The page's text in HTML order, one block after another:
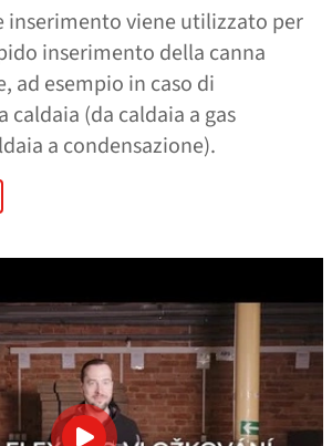
inserimento viene utilizzato per
inserimento della canna
ad esempio in caso di
(da caldaia a gas
a condensazione).